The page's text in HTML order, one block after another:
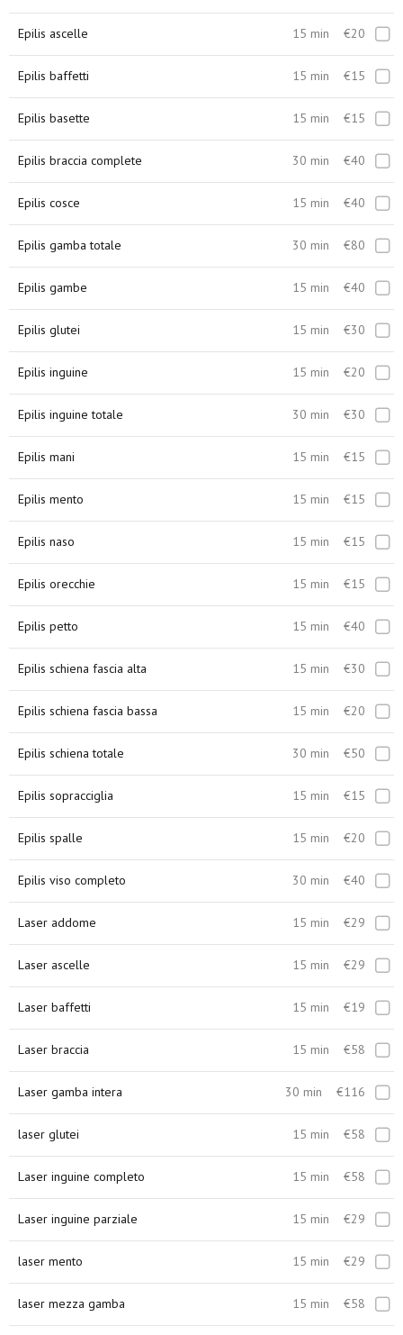
Epilis ascelle 15 min €20
Epilis baffetti 15 min €15
Epilis basette 15 min €15
Epilis braccia complete 30 min €40
Epilis cosce 15 min €40
Epilis gamba totale 30 min €80
Epilis gambe 15 min €40
Epilis glutei 15 min €30
Epilis inguine 15 min €20
Epilis inguine totale 30 min €30
Epilis mani 15 min €15
Epilis mento 15 min €15
Epilis naso 15 min €15
Epilis orecchie 15 min €15
Epilis petto 15 min €40
Epilis schiena fascia alta 15 min €30
Epilis schiena fascia bassa 15 min €20
Epilis schiena totale 30 min €50
Epilis sopracciglia 15 min €15
Epilis spalle 15 min €20
Epilis viso completo 30 min €40
Laser addome 15 min €29
Laser ascelle 15 min €29
Laser baffetti 15 min €19
Laser braccia 15 min €58
Laser gamba intera 30 min €116
laser glutei 15 min €58
Laser inguine completo 15 min €58
Laser inguine parziale 15 min €29
laser mento 15 min €29
laser mezza gamba 15 min €58